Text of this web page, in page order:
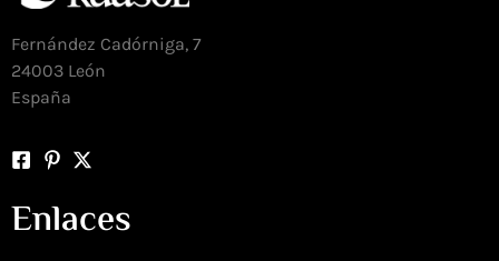
Fernández Cadórniga, 7
24003 León
España
Enlaces